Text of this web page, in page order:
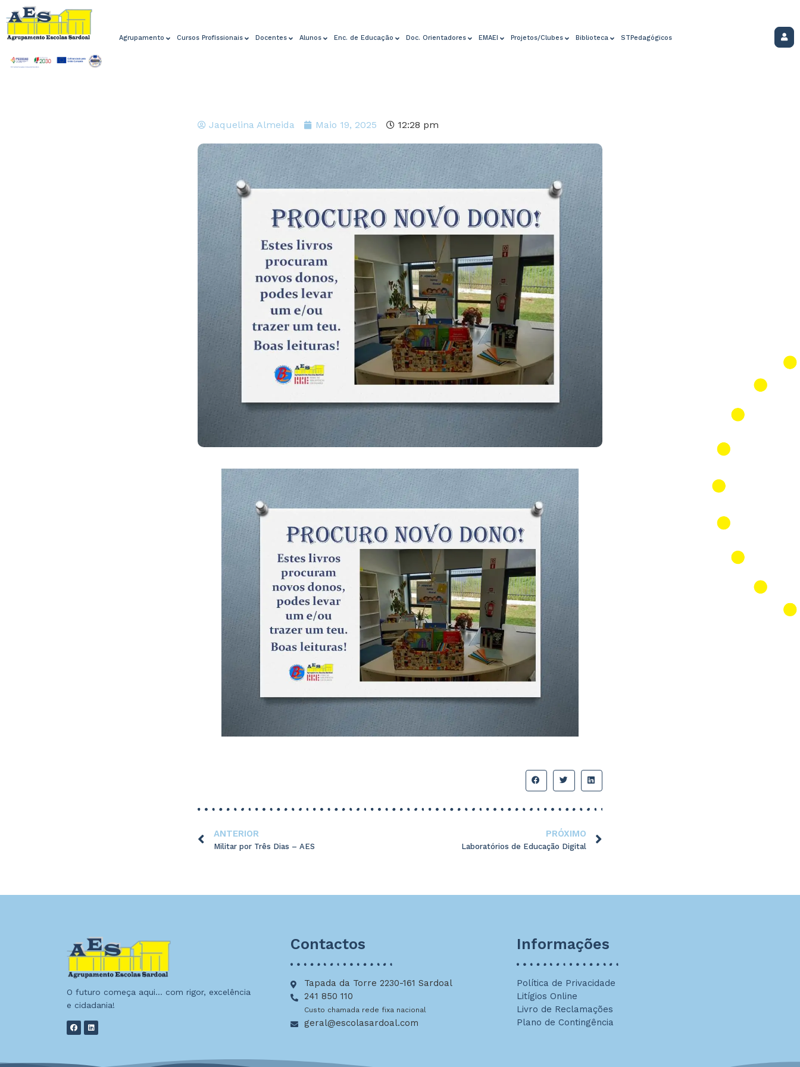
Agrupamento Cursos Profissionais Docentes Alunos Enc. de Educação Doc. Orientadores EMAEI Projetos/Clubes Biblioteca STPedagógicos
Jaquelina Almeida Maio 19, 2025 12:28 pm
ANTERIOR
Militar por Três Dias – AES
PRÓXIMO
Laboratórios de Educação Digital
O futuro começa aqui… com rigor, excelência
e cidadania!
Contactos
Tapada da Torre 2230-161 Sardoal
241 850 110
Custo chamada rede fixa nacional
geral@escolasardoal.com
Informações
Política de Privacidade
Litígios Online
Livro de Reclamações
Plano de Contingência